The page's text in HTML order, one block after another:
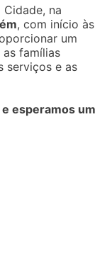
na
, com início às
um
famílias
serviços e as
esperamos um